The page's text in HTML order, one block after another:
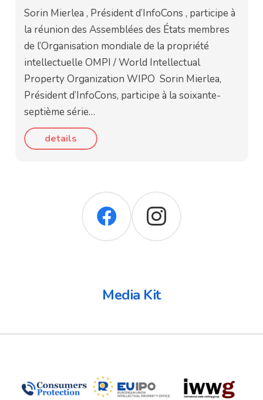
Sorin Mierlea , Président d’InfoCons , participe à
la réunion des Assemblées des États membres
de l’Organisation mondiale de la propriété
intellectuelle OMPI / World Intellectual
Property Organization WIPO Sorin Mierlea,
Président d’InfoCons, participe à la soixante-
septième série…
details
Media Kit